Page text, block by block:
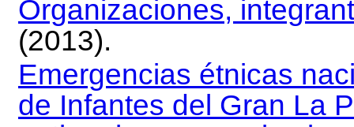
Organizaciones,
(2013).
Emergencias étnicas
de Infantes del Gran La